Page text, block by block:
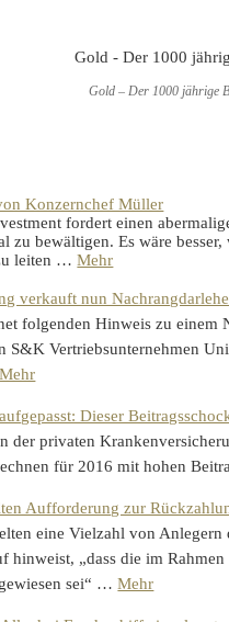
Gold – Der 1000 jährige
Konzernchef Müller
fordert einen
zu bewältigen. Es wäre
leiten …Mehr
verkauft nun
folgenden Hinweis zu einem
S&K Vertriebsunternehmen
Mehr
Dieser
der privaten
für 2016 mit hohen
Aufforderung zur
eine Vielzahl von
hinweist, „dass die im
sei“ …Mehr